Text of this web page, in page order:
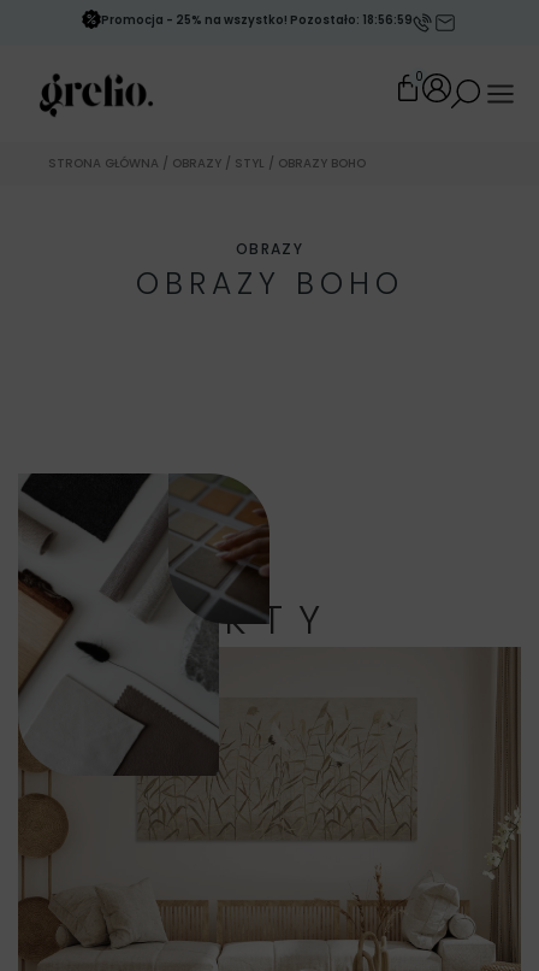
Promocja - 25% na wszystko! Pozostało: 18:56:54
0
STRONA GŁÓWNA / OBRAZY / STYL / OBRAZY BOHO
OBRAZY
OBRAZY BOHO
PRODUKTY